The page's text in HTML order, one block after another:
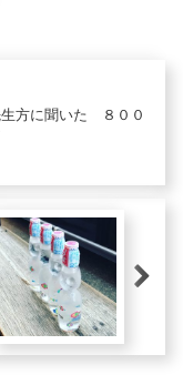
生方に聞いた ８００